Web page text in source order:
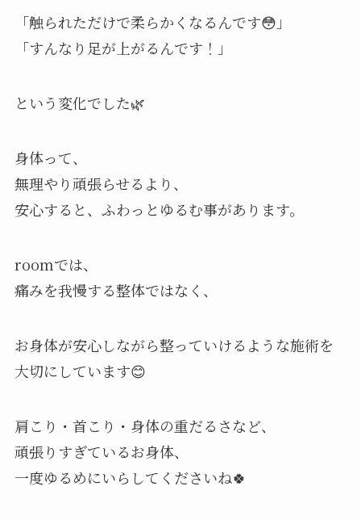
「触られただけで柔らかくなるんです😳」
「すんなり足が上がるんです！」
という変化でした🌿
身体って、
無理やり頑張らせるより、
安心すると、ふわっとゆるむ事があります。
roomでは、
痛みを我慢する整体ではなく、
お身体が安心しながら整っていけるような施術を
大切にしています😊
肩こり・首こり・身体の重だるさなど、
頑張りすぎているお身体、
一度ゆるめにいらしてくださいね🍀